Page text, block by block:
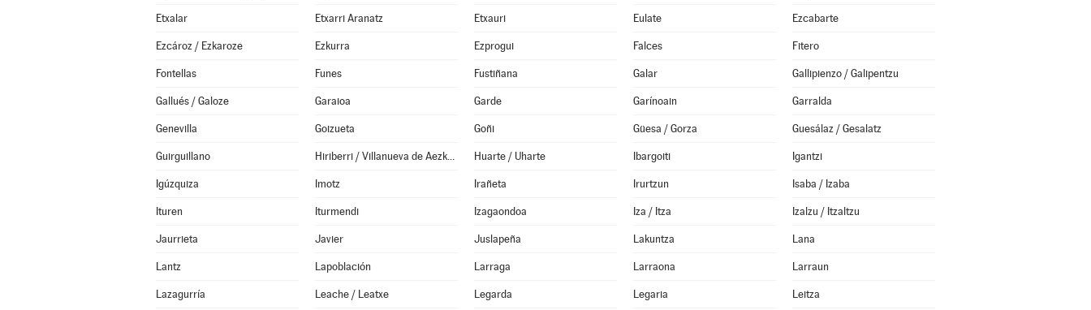
Etxalar Etxarri Aranatz Etxauri Eulate Ezcabarte
Ezcároz / Ezkaroze Ezkurra Ezprogui Falces Fitero
Fontellas Funes Fustiñana Galar Gallipienzo / Galipentzu
Gallués / Galoze Garaioa Garde Garínoain Garralda
Genevilla Goizueta Goñi Güesa / Gorza Guesálaz / Gesalatz
Guirguillano Hiriberri / Villanueva de Aezkoa Huarte / Uharte Ibargoiti Igantzi
Igúzquiza Imotz Irañeta Irurtzun Isaba / Izaba
Ituren Iturmendi Izagaondoa Iza / Itza Izalzu / Itzaltzu
Jaurrieta Javier Juslapeña Lakuntza Lana
Lantz Lapoblación Larraga Larraona Larraun
Lazagurría Leache / Leatxe Legarda Legaria Leitza